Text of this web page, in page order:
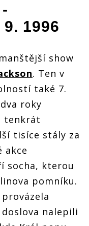
-
1996
show
. Ten v
také 7.
roky
tenkrát
tisíce stály za
akce
socha, kterou
pomníku.
nalepili